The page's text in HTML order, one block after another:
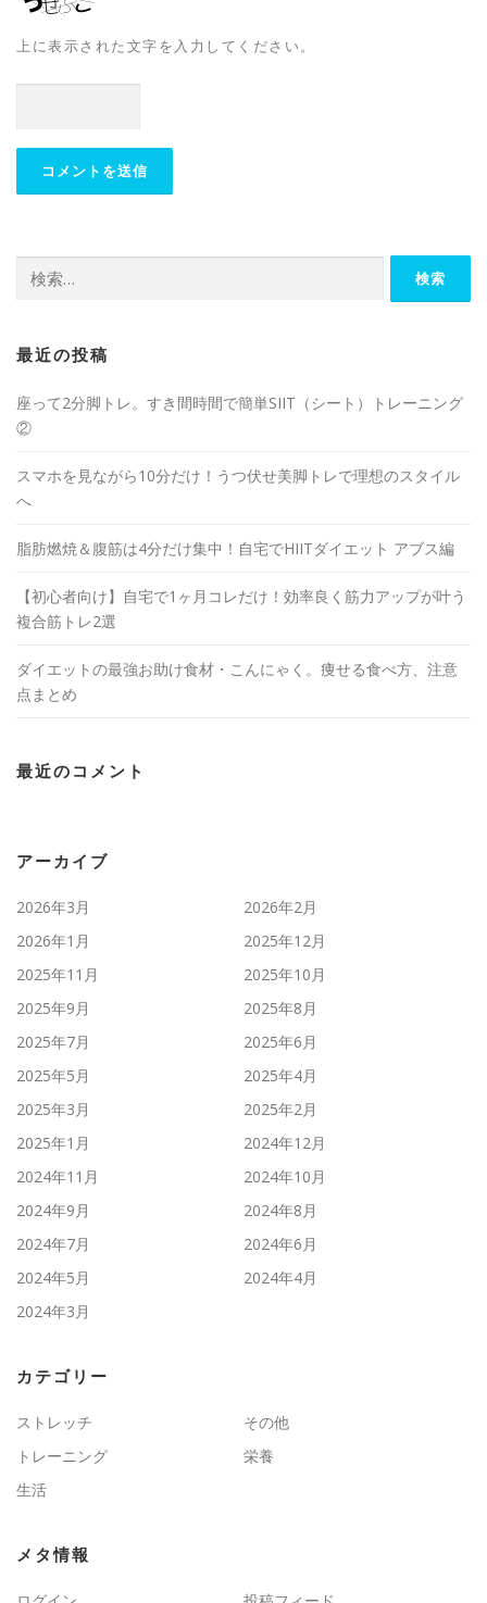
上に表示された文字を入力してください。
最近の投稿
座って2分脚トレ。すき間時間で簡単SIIT（シート）トレーニング
②
スマホを見ながら10分だけ！うつ伏せ美脚トレで理想のスタイル
へ
脂肪燃焼＆腹筋は4分だけ集中！自宅でHIITダイエット アブス編
【初心者向け】自宅で1ヶ月コレだけ！効率良く筋力アップが叶う
複合筋トレ2選
ダイエットの最強お助け食材・こんにゃく。痩せる食べ方、注意
点まとめ
最近のコメント
アーカイブ
2026年3月
2026年2月
2026年1月
2025年12月
2025年11月
2025年10月
2025年9月
2025年8月
2025年7月
2025年6月
2025年5月
2025年4月
2025年3月
2025年2月
2025年1月
2024年12月
2024年11月
2024年10月
2024年9月
2024年8月
2024年7月
2024年6月
2024年5月
2024年4月
2024年3月
カテゴリー
ストレッチ
その他
トレーニング
栄養
生活
メタ情報